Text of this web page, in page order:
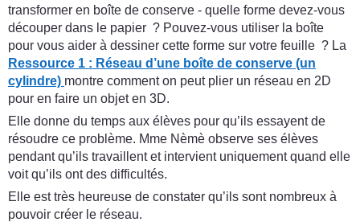
transformer en boîte de conserve - quelle forme devez-vous
découper dans le papier ? Pouvez-vous utiliser la boîte
pour vous aider à dessiner cette forme sur votre feuille ? La
Ressource 1 : Réseau d’une boîte de conserve (un
cylindre) montre comment on peut plier un réseau en 2D
pour en faire un objet en 3D.
Elle donne du temps aux élèves pour qu’ils essayent de
résoudre ce problème. Mme Nèmè observe ses élèves
pendant qu’ils travaillent et intervient uniquement quand elle
voit qu’ils ont des difficultés.
Elle est très heureuse de constater qu’ils sont nombreux à
pouvoir créer le réseau.